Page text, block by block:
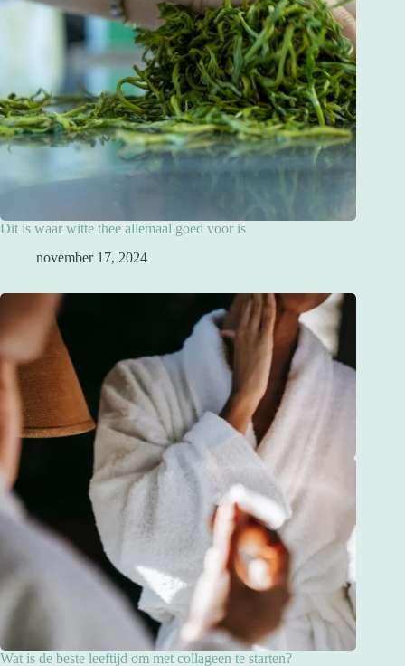
Dit is waar witte thee allemaal goed voor is
november 17, 2024
Wat is de beste leeftijd om met collageen te starten?